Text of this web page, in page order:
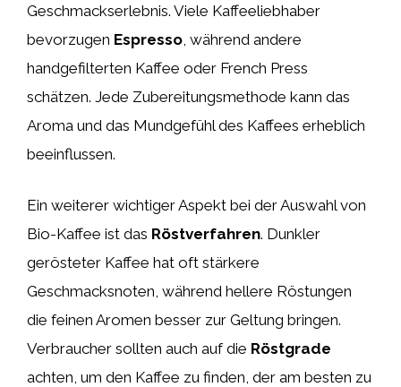
Geschmackserlebnis. Viele Kaffeeliebhaber
bevorzugen Espresso , während andere
handgefilterten Kaffee oder French Press
schätzen. Jede Zubereitungsmethode kann das
Aroma und das Mundgefühl des Kaffees erheblich
beeinflussen.
Ein weiterer wichtiger Aspekt bei der Auswahl von
Bio-Kaffee ist das Röstverfahren. Dunkler
gerösteter Kaffee hat oft stärkere
Geschmacksnoten, während hellere Röstungen
die feinen Aromen besser zur Geltung bringen.
Verbraucher sollten auch auf die Röstgrade
achten, um den Kaffee zu finden, der am besten zu